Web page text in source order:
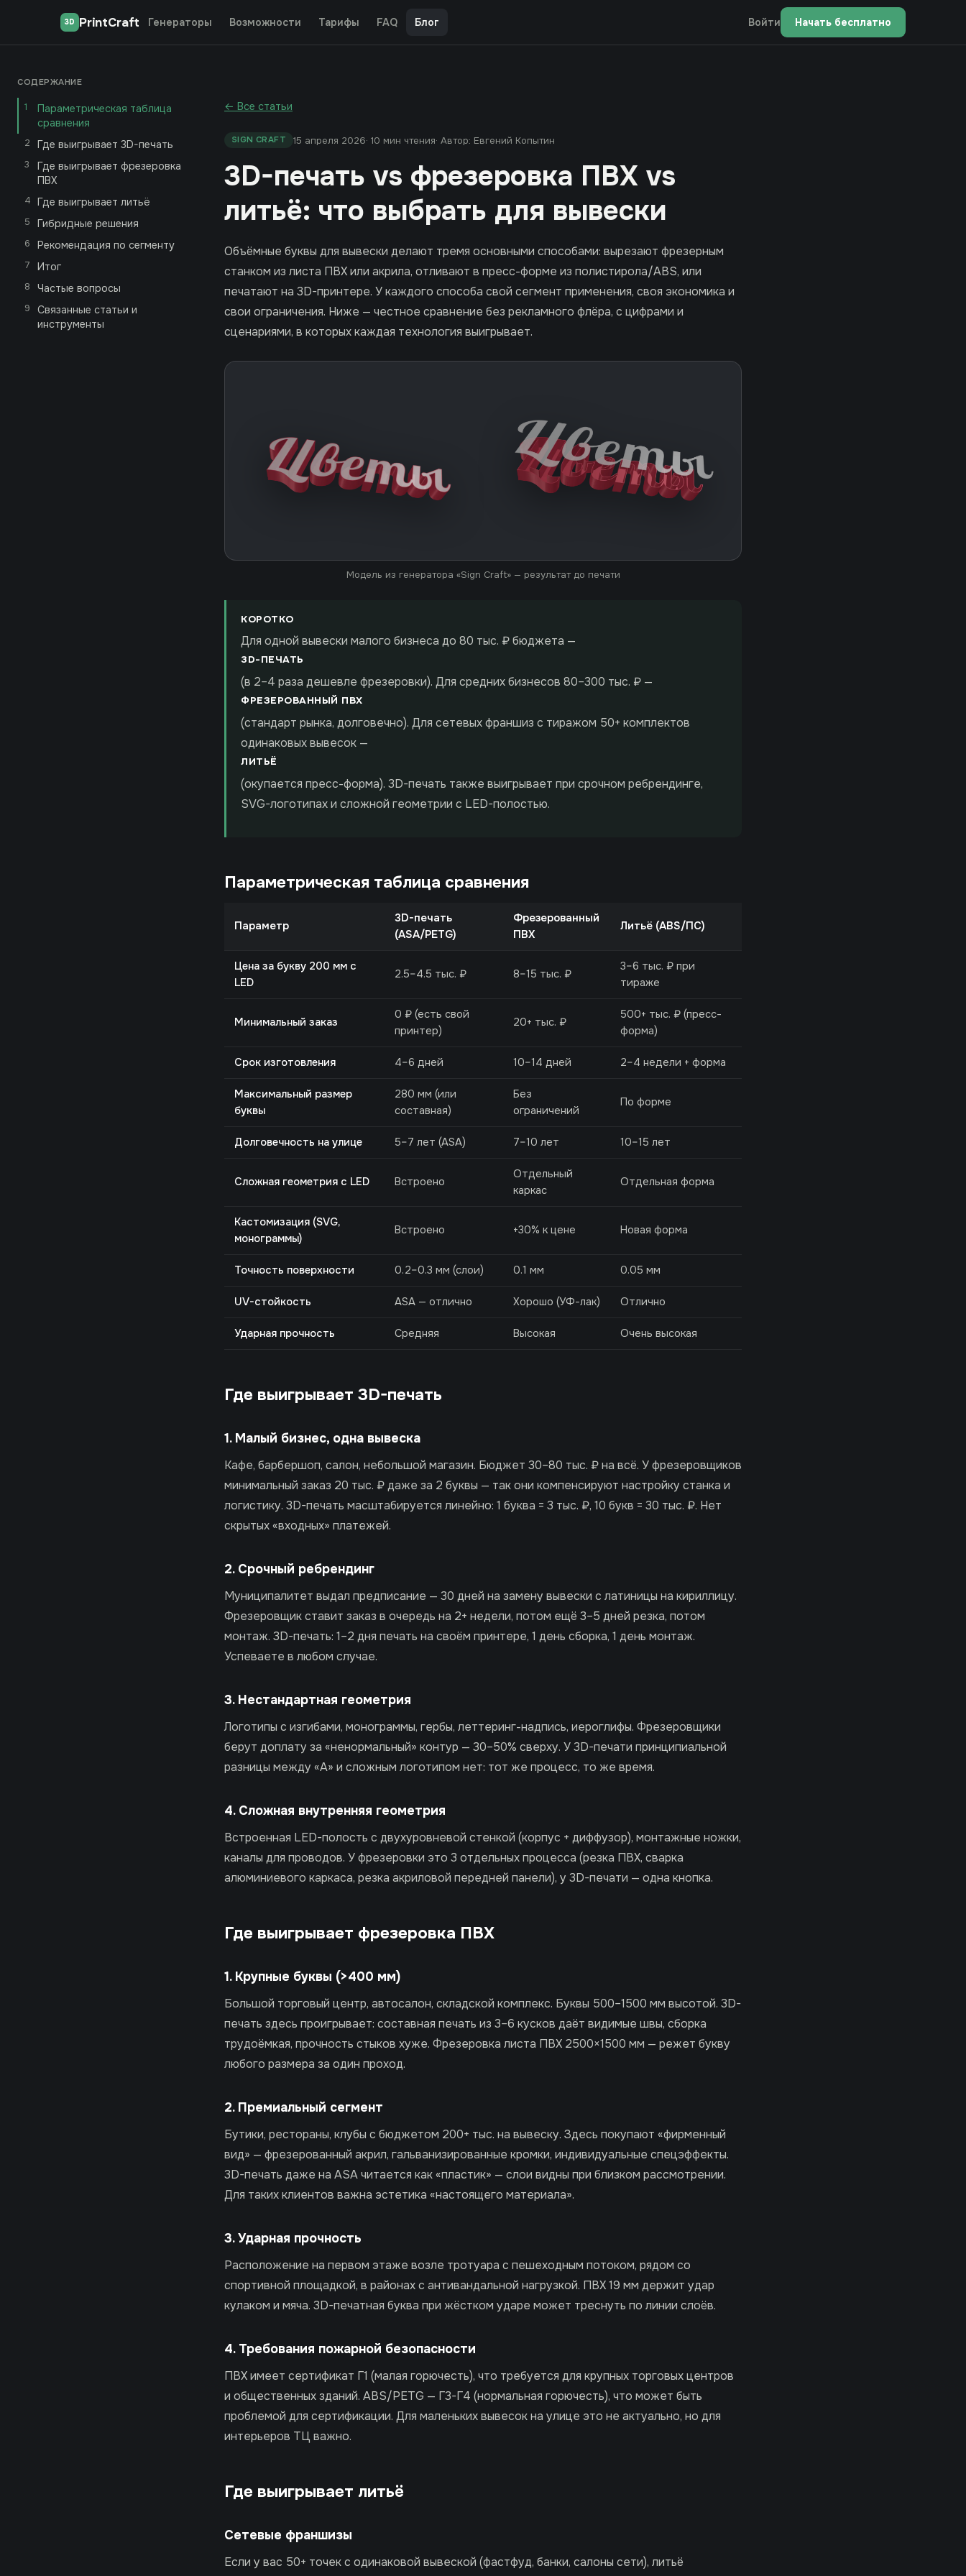
3D PrintCraft Генераторы Возможности Тарифы FAQ Блог Войти Начать бесплатно
← Все статьи
SIGN CRAFT 15 апреля 2026· 10 мин чтения· Автор: Евгений Копытин
3D-печать vs фрезеровка ПВХ vs
литьё: что выбрать для вывески
Объёмные буквы для вывески делают тремя основными способами: вырезают фрезерным
станком из листа ПВХ или акрила, отливают в пресс-форме из полистирола/ABS, или
печатают на 3D-принтере. У каждого способа свой сегмент применения, своя экономика и
свои ограничения. Ниже — честное сравнение без рекламного флёра, с цифрами и
сценариями, в которых каждая технология выигрывает.
Модель из генератора «Sign Craft» — результат до печати
КОРОТКО
Для одной вывески малого бизнеса до 80 тыс. ₽ бюджета —
3D-ПЕЧАТЬ
(в 2–4 раза дешевле фрезеровки). Для средних бизнесов 80–300 тыс. ₽ —
ФРЕЗЕРОВАННЫЙ ПВХ
(стандарт рынка, долговечно). Для сетевых франшиз с тиражом 50+ комплектов
одинаковых вывесок —
ЛИТЬЁ
(окупается пресс-форма). 3D-печать также выигрывает при срочном ребрендинге,
SVG-логотипах и сложной геометрии с LED-полостью.
СОДЕРЖАНИЕ
Параметрическая таблица
сравнения
Где выигрывает 3D-печать
Где выигрывает фрезеровка
ПВХ
Где выигрывает литьё
Гибридные решения
Рекомендация по сегменту
Итог
Частые вопросы
Связанные статьи и
инструменты
Параметрическая таблица сравнения
Параметр
3D-печать
(ASA/PETG)
Фрезерованный
ПВХ
Литьё (ABS/ПС)
Цена за букву 200 мм с
LED
2.5–4.5 тыс. ₽ 8–15 тыс. ₽
3–6 тыс. ₽ при
тираже
Минимальный заказ
0 ₽ (есть свой
принтер)
20+ тыс. ₽
500+ тыс. ₽ (пресс-
форма)
Срок изготовления 4–6 дней 10–14 дней 2–4 недели + форма
Максимальный размер
буквы
280 мм (или
составная)
Без
ограничений
По форме
Долговечность на улице 5–7 лет (ASA) 7–10 лет 10–15 лет
Сложная геометрия с LED Встроено
Отдельный
каркас
Отдельная форма
Кастомизация (SVG,
монограммы)
Встроено +30% к цене Новая форма
Точность поверхности 0.2–0.3 мм (слои) 0.1 мм 0.05 мм
UV-стойкость ASA — отлично Хорошо (УФ-лак) Отлично
Ударная прочность Средняя Высокая Очень высокая
Где выигрывает 3D-печать
1. Малый бизнес, одна вывеска
Кафе, барбершоп, салон, небольшой магазин. Бюджет 30–80 тыс. ₽ на всё. У фрезеровщиков
минимальный заказ 20 тыс. ₽ даже за 2 буквы — так они компенсируют настройку станка и
логистику. 3D-печать масштабируется линейно: 1 буква = 3 тыс. ₽, 10 букв = 30 тыс. ₽. Нет
скрытых «входных» платежей.
2. Срочный ребрендинг
Муниципалитет выдал предписание — 30 дней на замену вывески с латиницы на кириллицу.
Фрезеровщик ставит заказ в очередь на 2+ недели, потом ещё 3–5 дней резка, потом
монтаж. 3D-печать: 1–2 дня печать на своём принтере, 1 день сборка, 1 день монтаж.
Успеваете в любом случае.
3. Нестандартная геометрия
Логотипы с изгибами, монограммы, гербы, леттеринг-надпись, иероглифы. Фрезеровщики
берут доплату за «ненормальный» контур — 30–50% сверху. У 3D-печати принципиальной
разницы между «А» и сложным логотипом нет: тот же процесс, то же время.
4. Сложная внутренняя геометрия
Встроенная LED-полость с двухуровневой стенкой (корпус + диффузор), монтажные ножки,
каналы для проводов. У фрезеровки это 3 отдельных процесса (резка ПВХ, сварка
алюминиевого каркаса, резка акриловой передней панели), у 3D-печати — одна кнопка.
Где выигрывает фрезеровка ПВХ
1. Крупные буквы (>400 мм)
Большой торговый центр, автосалон, складской комплекс. Буквы 500–1500 мм высотой. 3D-
печать здесь проигрывает: составная печать из 3–6 кусков даёт видимые швы, сборка
трудоёмкая, прочность стыков хуже. Фрезеровка листа ПВХ 2500×1500 мм — режет букву
любого размера за один проход.
2. Премиальный сегмент
Бутики, рестораны, клубы с бюджетом 200+ тыс. на вывеску. Здесь покупают «фирменный
вид» — фрезерованный акрил, гальванизированные кромки, индивидуальные спецэффекты.
3D-печать даже на ASA читается как «пластик» — слои видны при близком рассмотрении.
Для таких клиентов важна эстетика «настоящего материала».
3. Ударная прочность
Расположение на первом этаже возле тротуара с пешеходным потоком, рядом со
спортивной площадкой, в районах с антивандальной нагрузкой. ПВХ 19 мм держит удар
кулаком и мяча. 3D-печатная буква при жёстком ударе может треснуть по линии слоёв.
4. Требования пожарной безопасности
ПВХ имеет сертификат Г1 (малая горючесть), что требуется для крупных торговых центров
и общественных зданий. ABS/PETG — Г3-Г4 (нормальная горючесть), что может быть
проблемой для сертификации. Для маленьких вывесок на улице это не актуально, но для
интерьеров ТЦ важно.
Где выигрывает литьё
Сетевые франшизы
Если у вас 50+ точек с одинаковой вывеской (фастфуд, банки, салоны сети), литьё